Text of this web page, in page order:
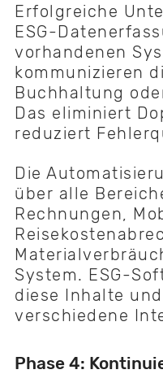
Erfolgreiche
ESG-
vorhandenen
kommunizieren
Buchhaltung
Das eliminiert
reduziert
Die
über alle
Rechnungen,
System. ESG-
diese Inhalte
verschiedene
Phase 4: